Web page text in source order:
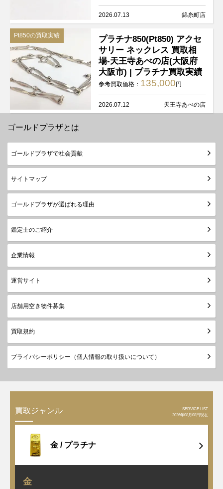
2026.07.13 錦糸町店
Pt850の買取実績
プラチナ850(Pt850) アクセ
サリー ネックレス 買取相
場-天王寺あべの店(大阪府
大阪市) | プラチナ買取実績
参考買取価格： 135,000円
2026.07.12 天王寺あべの店
ゴールドプラザとは
ゴールドプラザで社会貢献
サイトマップ
ゴールドプラザが選ばれる理由
鑑定士のご紹介
企業情報
運営サイト
店舗用空き物件募集
買取規約
プライバシーポリシー（個人情報の取り扱いについて）
買取ジャンル
SERVICE LIST
2026年08月08日現在
金 / プラチナ
金